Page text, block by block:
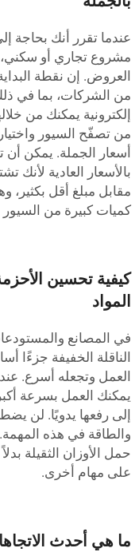
عندما تقرر أنك بحاجة
مشروع تجاري أو
العروض. إن نقطة
إلكترونية يمكنك من
من تصفّح السيور
أسعار الجملة. يمكن أن
بالأسعار العادية لأنك
مقابل مبلغ أقل بكثير،
كميات كبيرة من السيور
كيفية تحسين
المواد
في المصانع
الناقلة الخفيفة جزءًا
العمل وتجعله أسرع.
يمكنك العمل بسرعة
إلى رفعها يدويًا. لن
والطاقة في هذه المهمة.
حمل الأوزان الثقيلة
على مهام أخرى.
ما هي أحدث